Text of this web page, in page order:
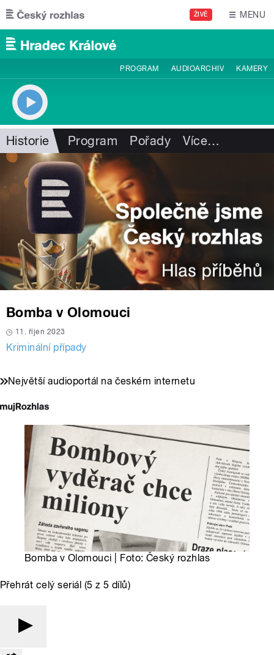
Přejít k hlavnímu obsahu
ŽIVĚ MENU
PROGRAM AUDIOARCHIV KAMERY
Historie Program Pořady Více…
Bomba v Olomouci
11. říjen 2023
Kriminální případy
Největší audioportál na českém internetu
Bomba v Olomouci | Foto: Český rozhlas
Přehrát celý seriál (5 z 5 dílů)